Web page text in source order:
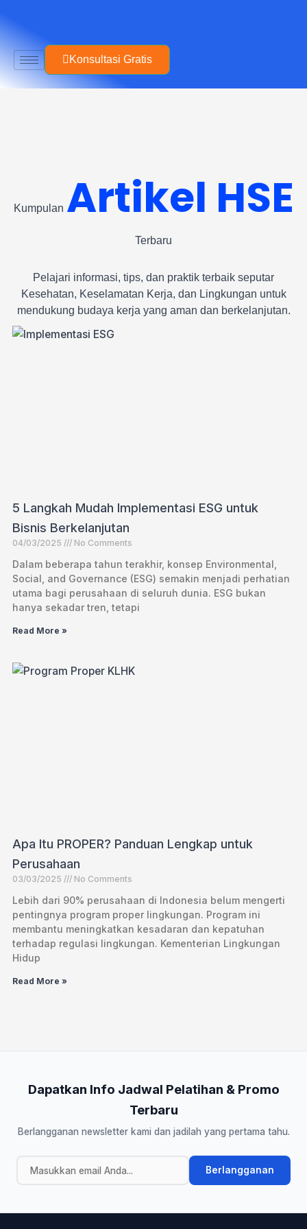
to
content
Konsultasi Gratis
Kumpulan Artikel HSE
Terbaru
Pelajari informasi, tips, dan praktik terbaik seputar
Kesehatan, Keselamatan Kerja, dan Lingkungan untuk
mendukung budaya kerja yang aman dan berkelanjutan.
5 Langkah Mudah Implementasi ESG untuk
Bisnis Berkelanjutan
04/03/2025 No Comments
Dalam beberapa tahun terakhir, konsep Environmental,
Social, and Governance (ESG) semakin menjadi perhatian
utama bagi perusahaan di seluruh dunia. ESG bukan
hanya sekadar tren, tetapi
Read More »
Apa Itu PROPER? Panduan Lengkap untuk
Perusahaan
03/03/2025 No Comments
Lebih dari 90% perusahaan di Indonesia belum mengerti
pentingnya program proper lingkungan. Program ini
membantu meningkatkan kesadaran dan kepatuhan
terhadap regulasi lingkungan. Kementerian Lingkungan
Hidup
Read More »
Dapatkan Info Jadwal Pelatihan & Promo
Terbaru
Berlangganan newsletter kami dan jadilah yang pertama tahu.
Berlangganan